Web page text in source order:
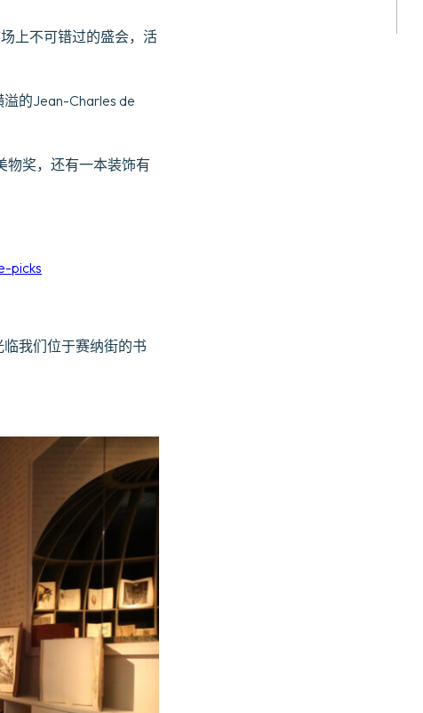
上不可错过的盛会，活
的Jean-Charles de
物奖，还有一本装饰有
picks
我们位于赛纳街的书